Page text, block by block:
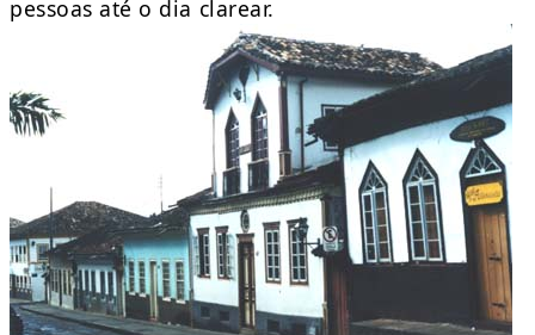
pessoas até o dia clarear.